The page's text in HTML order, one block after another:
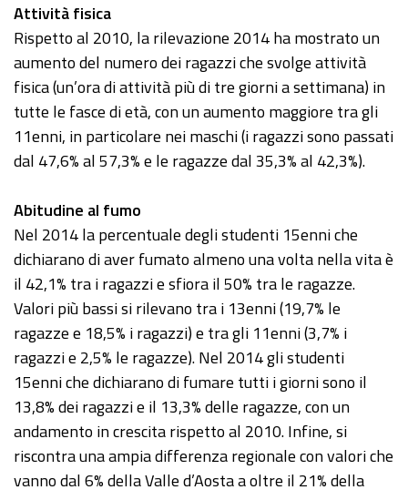
Attività fisica
Rispetto al 2010, la rilevazione 2014 ha mostrato un
aumento del numero dei ragazzi che svolge attività
fisica (un’ora di attività più di tre giorni a settimana) in
tutte le fasce di età, con un aumento maggiore tra gli
11enni, in particolare nei maschi (i ragazzi sono passati
dal 47,6% al 57,3% e le ragazze dal 35,3% al 42,3%).
Abitudine al fumo
Nel 2014 la percentuale degli studenti 15enni che
dichiarano di aver fumato almeno una volta nella vita è
il 42,1% tra i ragazzi e sfiora il 50% tra le ragazze.
Valori più bassi si rilevano tra i 13enni (19,7% le
ragazze e 18,5% i ragazzi) e tra gli 11enni (3,7% i
ragazzi e 2,5% le ragazze). Nel 2014 gli studenti
15enni che dichiarano di fumare tutti i giorni sono il
13,8% dei ragazzi e il 13,3% delle ragazze, con un
andamento in crescita rispetto al 2010. Infine, si
riscontra una ampia differenza regionale con valori che
vanno dal 6% della Valle d’Aosta a oltre il 21% della